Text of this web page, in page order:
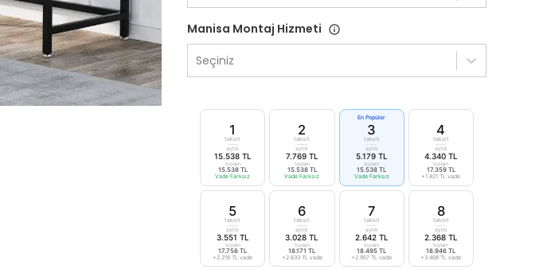
Manisa Montaj Hizmeti
Seçiniz
1
taksit
aylık
15.538 TL
toplam
15.538 TL
Vade Farksız
2
taksit
aylık
7.769 TL
toplam
15.538 TL
Vade Farksız
En Popüler
3
taksit
aylık
5.179 TL
toplam
15.538 TL
Vade Farksız
4
taksit
aylık
4.340 TL
toplam
17.359 TL
+1.821 TL vade
5
taksit
aylık
3.551 TL
toplam
17.756 TL
+2.218 TL vade
6
taksit
aylık
3.028 TL
toplam
18.171 TL
+2.633 TL vade
7
taksit
aylık
2.642 TL
toplam
18.495 TL
+2.957 TL vade
8
taksit
aylık
2.368 TL
toplam
18.946 TL
+3.408 TL vade